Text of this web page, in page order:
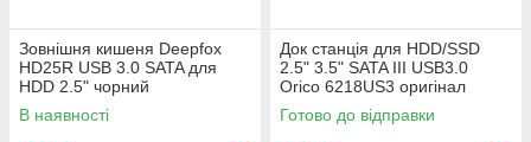
Зовнішня кишеня Deepfox
HD25R USB 3.0 SATA для
HDD 2.5" чорний
В наявності
Док станція для HDD/SSD
2.5" 3.5" SATA III USB3.0
Orico 6218US3 оригінал
Готово до відправки